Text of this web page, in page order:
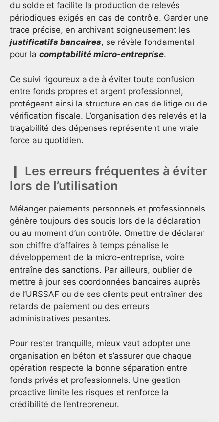
du solde et facilite la production de relevés
périodiques exigés en cas de contrôle. Garder une
trace précise, en archivant soigneusement les
justificatifs bancaires, se révèle fondamental
pour la comptabilité micro-entreprise.
Ce suivi rigoureux aide à éviter toute confusion
entre fonds propres et argent professionnel,
protégeant ainsi la structure en cas de litige ou de
vérification fiscale. L’organisation des relevés et la
traçabilité des dépenses représentent une vraie
force au quotidien.
Les erreurs fréquentes à éviter
lors de l’utilisation
Mélanger paiements personnels et professionnels
génère toujours des soucis lors de la déclaration
ou au moment d’un contrôle. Omettre de déclarer
son chiffre d’affaires à temps pénalise le
développement de la micro-entreprise, voire
entraîne des sanctions. Par ailleurs, oublier de
mettre à jour ses coordonnées bancaires auprès
de l’URSSAF ou de ses clients peut entraîner des
retards de paiement ou des erreurs
administratives pesantes.
Pour rester tranquille, mieux vaut adopter une
organisation en béton et s’assurer que chaque
opération respecte la bonne séparation entre
fonds privés et professionnels. Une gestion
proactive limite les risques et renforce la
crédibilité de l’entrepreneur.